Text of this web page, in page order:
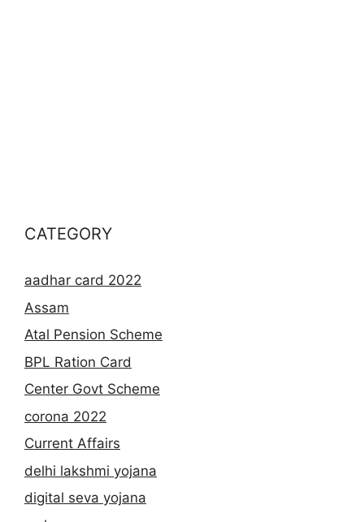
CATEGORY
aadhar card 2022
Assam
Atal Pension Scheme
BPL Ration Card
Center Govt Scheme
corona 2022
Current Affairs
delhi lakshmi yojana
digital seva yojana